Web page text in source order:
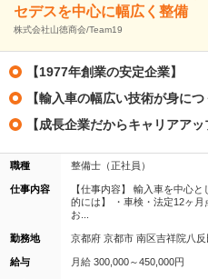
セデスを中心に幅広く整備
株式会社山徳商会/Team19
【1977年創業の安定企業】
【輸入車の幅広い技術が身につ
【成長企業だからキャリアアッ
職種 整備士（正社員）
仕事内容
【仕事内容】 輸入車を中心
的には】 ・車検・法定12ヶ
お...
勤務地 京都府 京都市 南区吉祥院八
給与 月給 300,000～450,000円